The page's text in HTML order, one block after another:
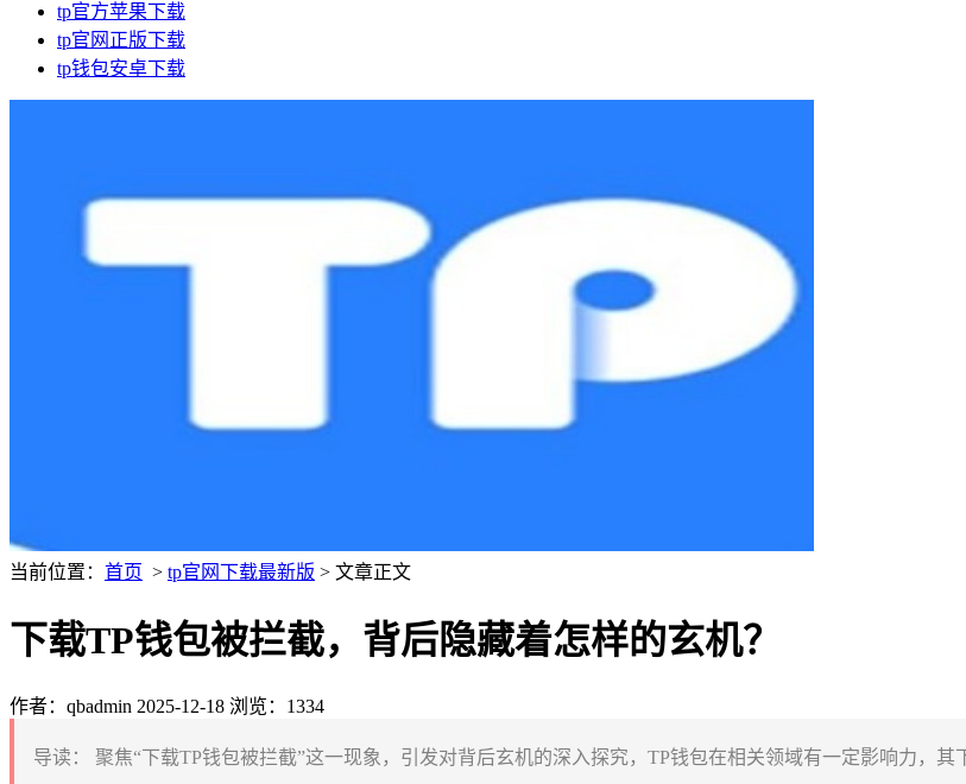
tp官方苹果下载
tp官网正版下载
tp钱包安卓下载
当前位置： 首页 > tp官网下载最新版 > 文章正文
下载TP钱包被拦截，背后隐藏着怎样的玄机？
作者：qbadmin 2025-12-18 浏览：1334
导读：
聚焦“下载TP钱包被拦截”这一现象，引发对背后玄机的深入探究，TP钱包在相关领域有一定影响力，